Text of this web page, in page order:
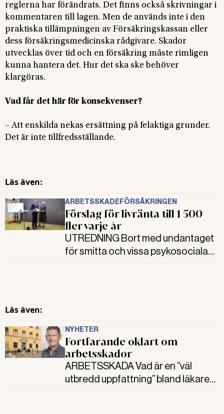
reglerna har förändrats. Det finns också skrivningar i
kommentaren till lagen. Men de används inte i den
praktiska tillämpningen av Försäkringskassan eller
dess försäkringsmedicinska rådgivare. Skador
utvecklas över tid och en försäkring måste rimligen
kunna hantera det. Hur det ska ske behöver
klargöras.
Vad får det här för konsekvenser?
– Att enskilda nekas ersättning på felaktiga grunder.
Det är inte tillfredsställande.
Läs även:
ARBETSSKADEFÖRSÄKRINGEN
Förslag för livränta till 1 500
fler varje år
UTREDNING Bort med undantaget
för smitta och vissa psykosociala
socialförsäkringsministern i dag.
Läs även:
NYHETER
Fortfarande oklart om
arbetsskador
ARBETSSKADA Vad är en ”väl
utbredd uppfattning” bland läkare